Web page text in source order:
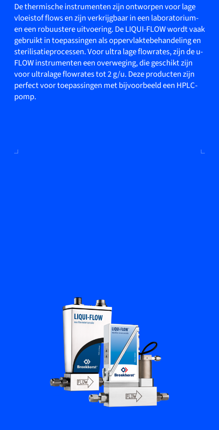
De thermische instrumenten zijn ontworpen voor lage
vloeistof flows en zijn verkrijgbaar in een laboratorium-
en een robuustere uitvoering. De LIQUI-FLOW wordt vaak
gebruikt in toepassingen als oppervlaktebehandeling en
sterilisatieprocessen. Voor ultra lage flowrates, zijn de u-
FLOW instrumenten een overweging, die geschikt zijn
voor ultralage flowrates tot 2 g/u. Deze producten zijn
perfect voor toepassingen met bijvoorbeeld een HPLC-
pomp.